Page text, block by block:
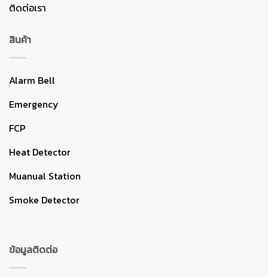
ติดต่อเรา
สินค้า
Alarm Bell
Emergency
FCP
Heat Detector
Muanual Station
Smoke Detector
ข้อมูลติดต่อ